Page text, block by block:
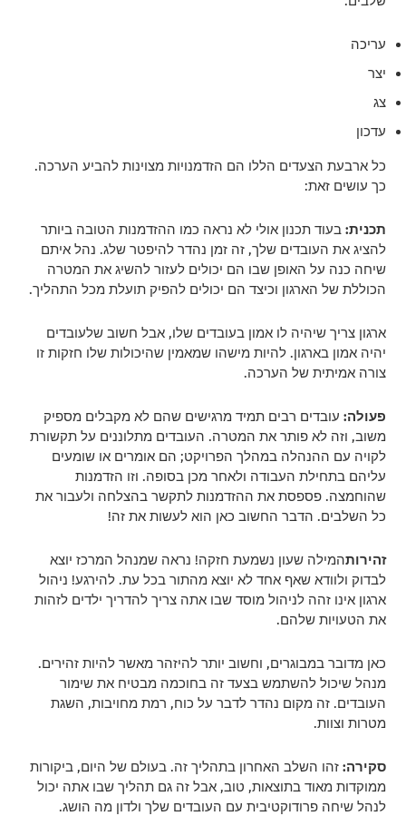
עריכה
יצר
צג
עדכון
כל ארבעת הצעדים הללו הם הזדמנויות מצוינות להביע הערכה.
כך עושים זאת:
תכנית: בעוד תכנון אולי לא נראה כמו ההזדמנות הטובה ביותר
להציג את העובדים שלך, זה זמן נהדר להיפטר שלג. נהל איתם
שיחה כנה על האופן שבו הם יכולים לעזור להשיג את המטרה
הכוללת של הארגון וכיצד הם יכולים להפיק תועלת מכל התהליך.
ארגון צריך שיהיה לו אמון בעובדים שלו, אבל חשוב שלעובדים
יהיה אמון בארגון. להיות מישהו שמאמין שהיכולות שלו חזקות זו
צורה אמיתית של הערכה.
פעולה: עובדים רבים תמיד מרגישים שהם לא מקבלים מספיק
משוב, וזה לא פותר את המטרה. העובדים מתלוננים על תקשורת
לקויה עם ההנהלה במהלך הפרויקט; הם אומרים או שומעים
עליהם בתחילת העבודה ולאחר מכן בסופה. וזו הזדמנות
שהוחמצה. פספסת את ההזדמנות לתקשר בהצלחה ולעבור את
כל השלבים. הדבר החשוב כאן הוא לעשות את זה!
זהירותהמילה שעון נשמעת חזקה! נראה שמנהל המרכז יוצא
לבדוק ולוודא שאף אחד לא יוצא מהתור בכל עת. להירגע! ניהול
ארגון אינו זהה לניהול מוסד שבו אתה צריך להדריך ילדים לזהות
את הטעויות שלהם.
כאן מדובר במבוגרים, וחשוב יותר להיזהר מאשר להיות זהירים.
מנהל שיכול להשתמש בצעד זה בחוכמה מבטיח את שימור
העובדים. זה מקום נהדר לדבר על כוח, רמת מחויבות, השגת
מטרות וצוות.
סקירה:זהו השלב האחרון בתהליך זה. בעולם של היום, ביקורות
ממוקדות מאוד בתוצאות, טוב, אבל זה גם תהליך שבו אתה יכול
לנהל שיחה פרודוקטיבית עם העובדים שלך ולדון מה הושג.